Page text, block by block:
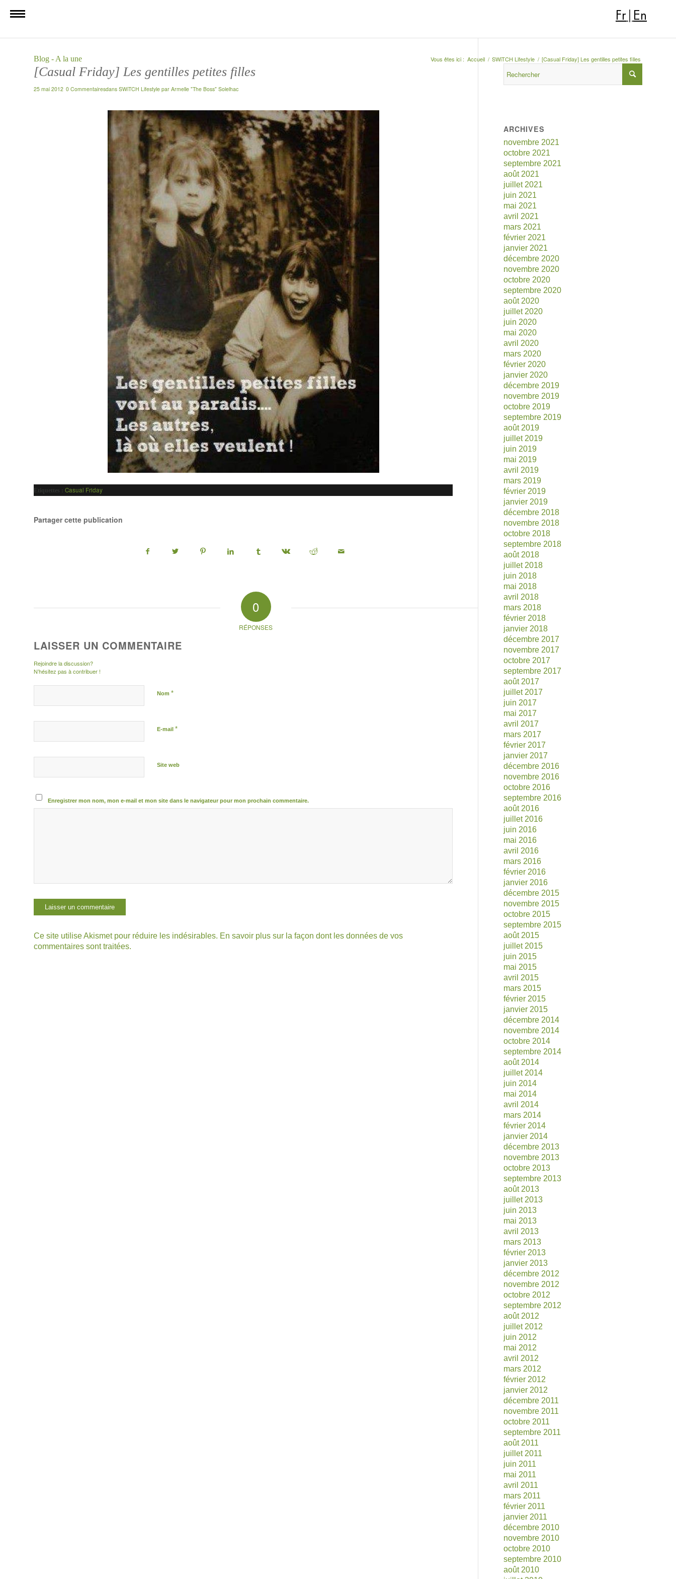
Fr En
Blog - A la une Vous êtes ici : Accueil / SWiTCH Lifestyle / [Casual Friday] Les gentilles petites filles
[Casual Friday] Les gentilles petites filles
25 mai 2012 0 Commentairesdans SWiTCH Lifestyle par Armelle "The Boss" Solelhac
Etiquettes : Casual Friday
Partager cette publication
0
RÉPONSES
LAISSER UN COMMENTAIRE
Rejoindre la discussion?
N’hésitez pas à contribuer !
Nom *
E-mail *
Site web
Enregistrer mon nom, mon e-mail et mon site dans le navigateur pour mon prochain commentaire.
Ce site utilise Akismet pour réduire les indésirables. En savoir plus sur la façon dont les données de vos
commentaires sont traitées.
ARCHIVES
novembre 2021
octobre 2021
septembre 2021
août 2021
juillet 2021
juin 2021
mai 2021
avril 2021
mars 2021
février 2021
janvier 2021
décembre 2020
novembre 2020
octobre 2020
septembre 2020
août 2020
juillet 2020
juin 2020
mai 2020
avril 2020
mars 2020
février 2020
janvier 2020
décembre 2019
novembre 2019
octobre 2019
septembre 2019
août 2019
juillet 2019
juin 2019
mai 2019
avril 2019
mars 2019
février 2019
janvier 2019
décembre 2018
novembre 2018
octobre 2018
septembre 2018
août 2018
juillet 2018
juin 2018
mai 2018
avril 2018
mars 2018
février 2018
janvier 2018
décembre 2017
novembre 2017
octobre 2017
septembre 2017
août 2017
juillet 2017
juin 2017
mai 2017
avril 2017
mars 2017
février 2017
janvier 2017
décembre 2016
novembre 2016
octobre 2016
septembre 2016
août 2016
juillet 2016
juin 2016
mai 2016
avril 2016
mars 2016
février 2016
janvier 2016
décembre 2015
novembre 2015
octobre 2015
septembre 2015
août 2015
juillet 2015
juin 2015
mai 2015
avril 2015
mars 2015
février 2015
janvier 2015
décembre 2014
novembre 2014
octobre 2014
septembre 2014
août 2014
juillet 2014
juin 2014
mai 2014
avril 2014
mars 2014
février 2014
janvier 2014
décembre 2013
novembre 2013
octobre 2013
septembre 2013
août 2013
juillet 2013
juin 2013
mai 2013
avril 2013
mars 2013
février 2013
janvier 2013
décembre 2012
novembre 2012
octobre 2012
septembre 2012
août 2012
juillet 2012
juin 2012
mai 2012
avril 2012
mars 2012
février 2012
janvier 2012
décembre 2011
novembre 2011
octobre 2011
septembre 2011
août 2011
juillet 2011
juin 2011
mai 2011
avril 2011
mars 2011
février 2011
janvier 2011
décembre 2010
novembre 2010
octobre 2010
septembre 2010
août 2010